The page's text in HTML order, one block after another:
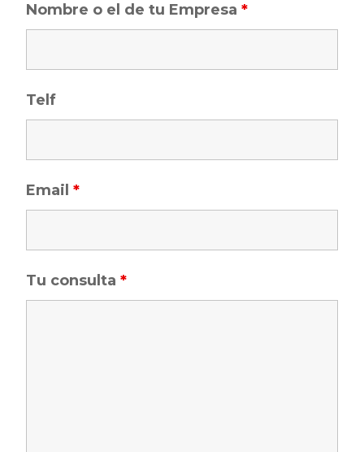
Nombre o el de tu Empresa *
Telf
Email *
Tu consulta *